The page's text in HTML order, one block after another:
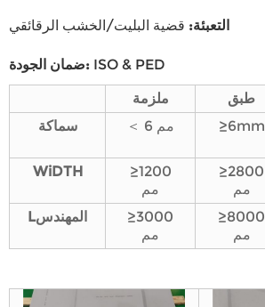
التعبئة: قضية البليت/الخشب الرقائقي
ضمان الجودة: ISO & PED
ملزمة
طبق
سماكة
＜ 6 مم ≥6mm
WiDTH
≥1200
مم
≥2800
مم
Lالمهندس
≥3000
مم
≥8000
مم